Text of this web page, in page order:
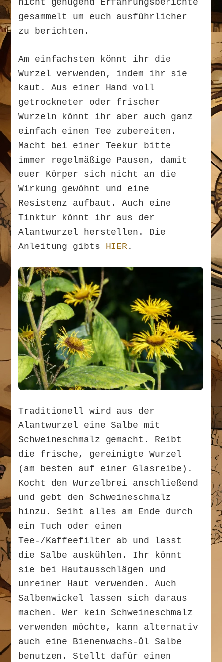
nicht genügend Erfahrungsberichte
gesammelt um euch ausführlicher
zu berichten.
Am einfachsten könnt ihr die
Wurzel verwenden, indem ihr sie
kaut. Aus einer Hand voll
getrockneter oder frischer
Wurzeln könnt ihr aber auch ganz
einfach einen Tee zubereiten.
Macht bei einer Teekur bitte
immer regelmäßige Pausen, damit
euer Körper sich nicht an die
Wirkung gewöhnt und eine
Resistenz aufbaut. Auch eine
Tinktur könnt ihr aus der
Alantwurzel herstellen. Die
Anleitung gibts HIER .
Traditionell wird aus der
Alantwurzel eine Salbe mit
Schweineschmalz gemacht. Reibt
die frische, gereinigte Wurzel
(am besten auf einer Glasreibe).
Kocht den Wurzelbrei anschließend
und gebt den Schweineschmalz
hinzu. Seiht alles am Ende durch
ein Tuch oder einen
Tee-/Kaffeefilter ab und lasst
die Salbe auskühlen. Ihr könnt
sie bei Hautausschlägen und
unreiner Haut verwenden. Auch
Salbenwickel lassen sich daraus
machen. Wer kein Schweineschmalz
verwenden möchte, kann alternativ
auch eine Bienenwachs-Öl Salbe
benutzen. Stellt dafür einen